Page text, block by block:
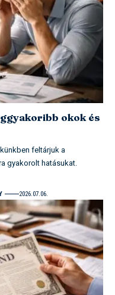
okok és
feltárjuk a
gyakorolt hatásukat.
2026.07.06.